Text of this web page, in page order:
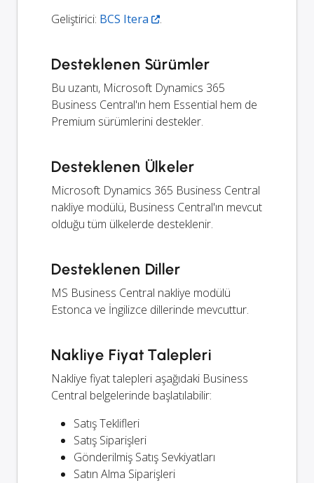
Geliştirici: BCS Itera .
Desteklenen Sürümler
Bu uzantı, Microsoft Dynamics 365
Business Central'ın hem Essential hem de
Premium sürümlerini destekler.
Desteklenen Ülkeler
Microsoft Dynamics 365 Business Central
nakliye modülü, Business Central'ın mevcut
olduğu tüm ülkelerde desteklenir.
Desteklenen Diller
MS Business Central nakliye modülü
Estonca ve İngilizce dillerinde mevcuttur.
Nakliye Fiyat Talepleri
Nakliye fiyat talepleri aşağıdaki Business
Central belgelerinde başlatılabilir:
Satış Teklifleri
Satış Siparişleri
Gönderilmiş Satış Sevkiyatları
Satın Alma Siparişleri